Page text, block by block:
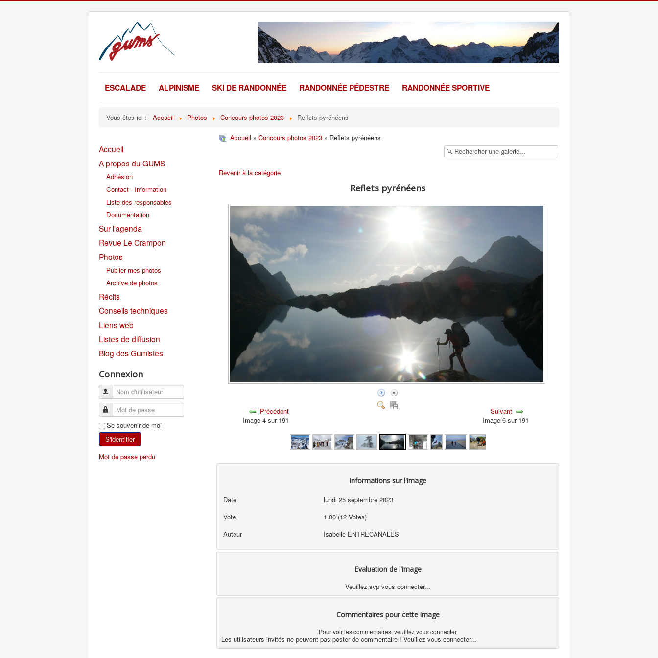
ESCALADE ALPINISME SKI DE RANDONNÉE RANDONNÉE PÉDESTRE RANDONNÉE SPORTIVE
Vous êtes ici : Accueil Photos Concours photos 2023 Reflets pyrénéens
Accueil
A propos du GUMS
Adhésion
Contact - Information
Liste des responsables
Documentation
Sur l'agenda
Revue Le Crampon
Photos
Publier mes photos
Archive de photos
Récits
Conseils techniques
Liens web
Listes de diffusion
Blog des Gumistes
Connexion
Se souvenir de moi
S'identifier
Mot de passe perdu
Accueil » Concours photos 2023 » Reflets pyrénéens
Revenir à la catégorie
Reflets pyrénéens
Précédent
Image 4 sur 191
Suivant
Image 6 sur 191
Informations sur l'image
Date
lundi 25 septembre 2023
Vote
1.00 (12 Votes)
Auteur
Isabelle ENTRECANALES
Evaluation de l'image
Veuillez svp vous connecter...
Commentaires pour cette image
Pour voir les commentaires, veuillez vous connecter
Les utilisateurs invités ne peuvent pas poster de commentaire ! Veuillez vous connecter...